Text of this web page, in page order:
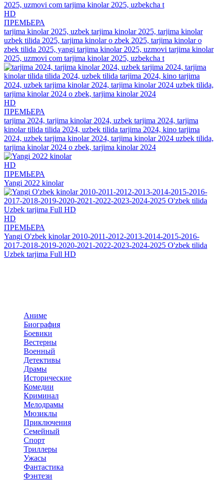
HD
ПРЕМЬЕРА
tarjima kinolar 2025, uzbek tarjima kinolar 2025, tarjima kinolar
uzbek tilida 2025, tarjima kinolar o zbek 2025, tarjima kinolar o
zbek tilida 2025, yangi tarjima kinolar 2025, uzmovi tarjima kinolar
2025, uzmovi com tarjima kinolar 2025, uzbekcha t
HD
ПРЕМЬЕРА
tarjima 2024, tarjima kinolar 2024, uzbek tarjima 2024, tarjima
kinolar tilida tilida 2024, uzbek tilida tarjima 2024, kino tarjima
2024, uzbek tarjima kinolar 2024, tarjima kinolar 2024 uzbek tilida,
tarjima kinolar 2024 o zbek, tarjima kinolar 2024
HD
ПРЕМЬЕРА
Yangi 2022 kinolar
HD
ПРЕМЬЕРА
Yangi O'zbek kinolar 2010-2011-2012-2013-2014-2015-2016-
2017-2018-2019-2020-2021-2022-2023-2024-2025 O'zbek tilida
Uzbek tarjima Full HD
Аниме
Биография
Боевики
Вестерны
Военный
Детективы
Драмы
Исторические
Комедии
Криминал
Мелодрамы
Мюзиклы
Приключения
Семейный
Спорт
Триллеры
Ужасы
Фантастика
Фэнтези